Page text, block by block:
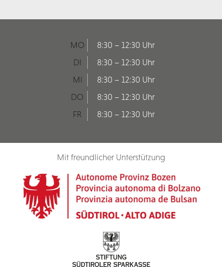
MO
8:30 – 12:30 Uhr
DI
8:30 – 12:30 Uhr
MI
8:30 – 12:30 Uhr
DO
8:30 – 12:30 Uhr
FR
8:30 – 12:30 Uhr
Mit freundlicher Unterstützung